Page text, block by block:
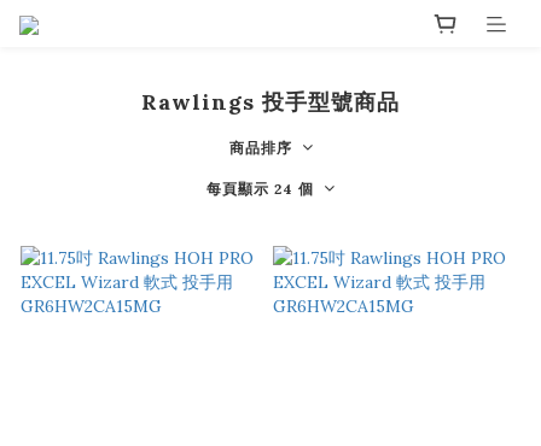
Rawlings 投手型號商品
商品排序
每頁顯示 24 個